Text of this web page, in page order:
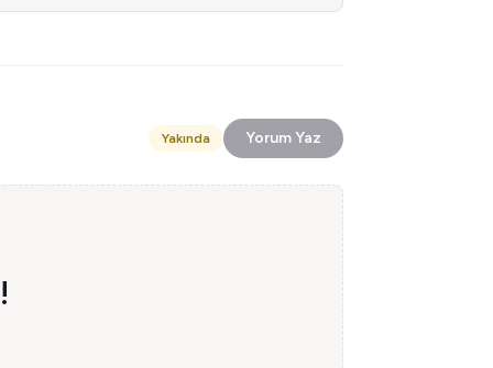
Yakında Yorum Yaz